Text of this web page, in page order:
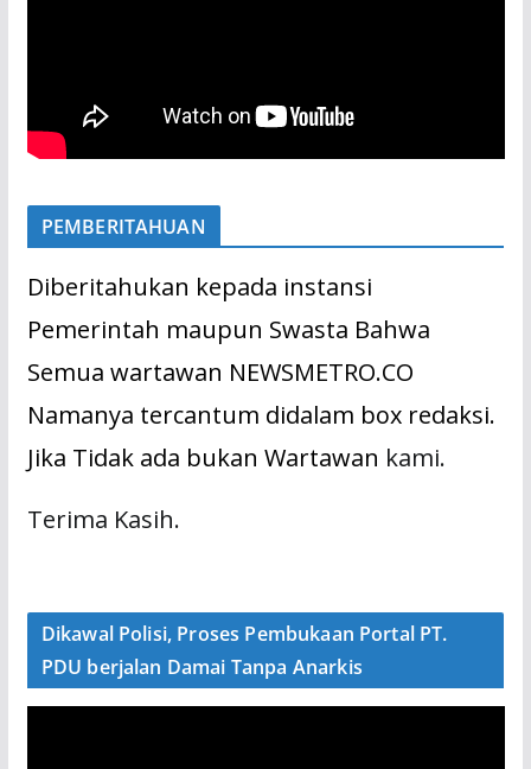
PEMBERITAHUAN
Diberitahukan kepada instansi
Pemerintah maupun Swasta Bahwa
Semua wartawan NEWSMETRO.CO
Namanya tercantum didalam box redaksi.
Jika Tidak ada bukan Wartawan kami.
Terima Kasih.
Dikawal Polisi, Proses Pembukaan Portal PT.
PDU berjalan Damai Tanpa Anarkis